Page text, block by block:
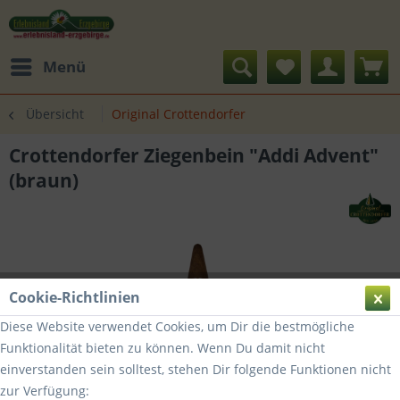
Menü
Übersicht Original Crottendorfer
Crottendorfer Ziegenbein "Addi Advent"
(braun)
Cookie-Richtlinien
Diese Website verwendet Cookies, um Dir die bestmögliche
Funktionalität bieten zu können. Wenn Du damit nicht
einverstanden sein solltest, stehen Dir folgende Funktionen nicht
zur Verfügung: